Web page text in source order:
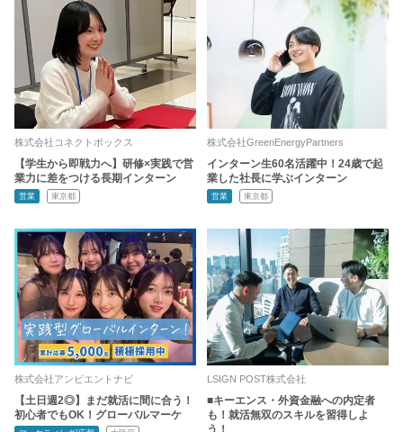
株式会社コネクトボックス
【学生から即戦力へ】研修×実践で営
業力に差をつける長期インターン
営業 東京都
株式会社GreenEnergyPartners
インターン生60名活躍中！24歳で起
業した社長に学ぶインターン
営業 東京都
株式会社アンビエントナビ
【土日週2◎】まだ就活に間に合う！
初心者でもOK！グローバルマーケ
LSIGN POST株式会社
■キーエンス・外資金融への内定者
も！就活無双のスキルを習得しよ
う！